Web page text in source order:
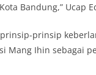
Bandung,” Ucap
prinsip
Mang Ihin sebagai